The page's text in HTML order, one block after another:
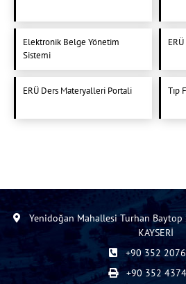
Elektronik Belge Yönetim
Sistemi
ERÜ Ders Materyalleri Portali Tıp
Yenidoğan Mahallesi Turhan Baytop
KAYSERİ
+90 352
+90 352